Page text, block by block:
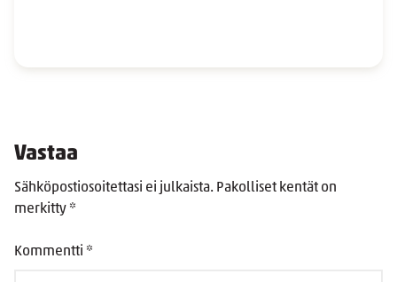
Vastaa
Sähköpostiosoitettasi ei julkaista. Pakolliset kentät on
merkitty *
Kommentti *